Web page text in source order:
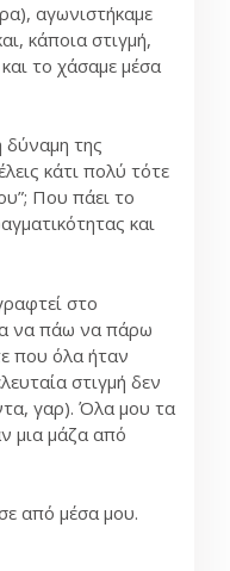
αγωνιστήκαμε
κάποια στιγμή,
το χάσαμε μέσα
δύναμη της
κάτι πολύ τότε
Που πάει το
και
στο
να πάω να πάρω
που όλα ήταν
στιγμή δεν
γαρ). Όλα μου τα
μια μάζα από
από μέσα μου.